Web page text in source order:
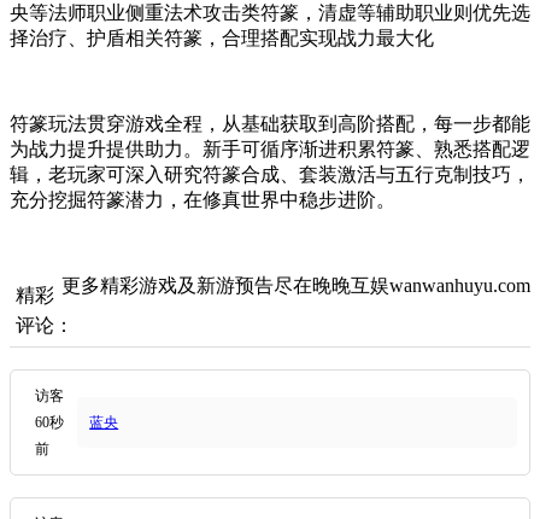
央等法师职业侧重法术攻击类符篆，清虚等辅助职业则优先选
择治疗、护盾相关符篆，合理搭配实现战力最大化
符篆玩法贯穿游戏全程，从基础获取到高阶搭配，每一步都能
为战力提升提供助力。新手可循序渐进积累符篆、熟悉搭配逻
辑，老玩家可深入研究符篆合成、套装激活与五行克制技巧，
充分挖掘符篆潜力，在修真世界中稳步进阶。
更多精彩游戏及新游预告尽在晚晚互娱wanwanhuyu.com
精彩
评论：
访客
60秒
前
蓝央